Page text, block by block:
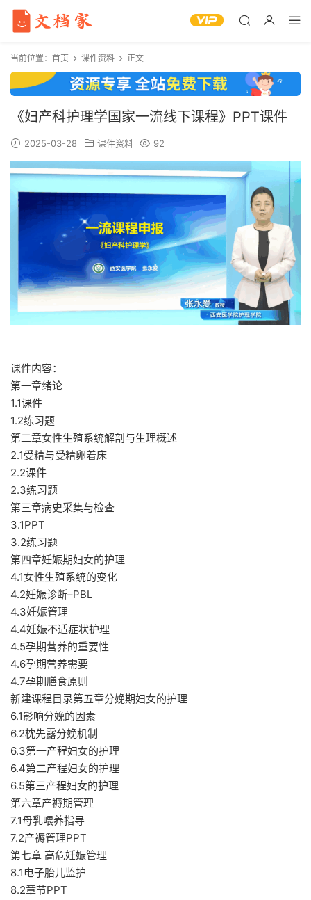
当前位置： 首页 课件资料 正文
《妇产科护理学国家一流线下课程》PPT课件
2025-03-28 课件资料 92
课件内容：
第一章绪论
1.1课件
1.2练习题
第二章女性生殖系统解剖与生理概述
2.1受精与受精卵着床
2.2课件
2.3练习题
第三章病史采集与检查
3.1PPT
3.2练习题
第四章妊娠期妇女的护理
4.1女性生殖系统的变化
4.2妊娠诊断–PBL
4.3妊娠管理
4.4妊娠不适症状护理
4.5孕期营养的重要性
4.6孕期营养需要
4.7孕期膳食原则
新建课程目录第五章分娩期妇女的护理
6.1影响分娩的因素
6.2枕先露分娩机制
6.3第一产程妇女的护理
6.4第二产程妇女的护理
6.5第三产程妇女的护理
第六章产褥期管理
7.1母乳喂养指导
7.2产褥管理PPT
第七章 高危妊娠管理
8.1电子胎儿监护
8.2章节PPT